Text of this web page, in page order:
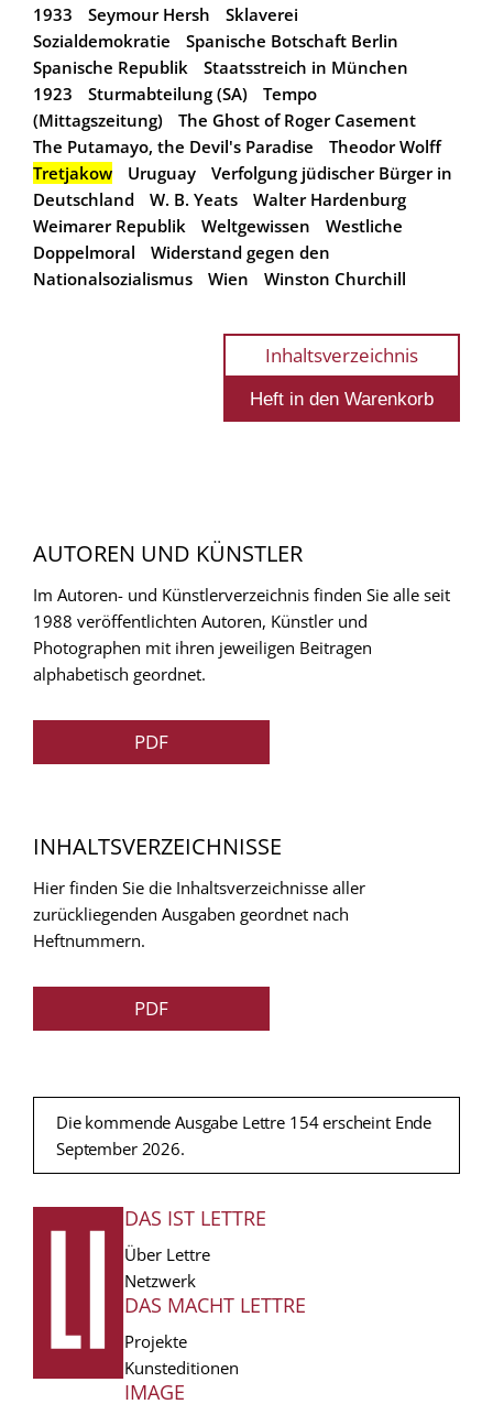
1933
Seymour Hersh
Sklaverei
Sozialdemokratie
Spanische Botschaft Berlin
Spanische Republik
Staatsstreich in München
1923
Sturmabteilung (SA)
Tempo
(Mittagszeitung)
The Ghost of Roger Casement
The Putamayo, the Devil's Paradise
Theodor Wolff
Tretjakow
Uruguay
Verfolgung jüdischer Bürger in
Deutschland
W. B. Yeats
Walter Hardenburg
Weimarer Republik
Weltgewissen
Westliche
Doppelmoral
Widerstand gegen den
Nationalsozialismus
Wien Winston Churchill
Inhaltsverzeichnis
AUTOREN UND KÜNSTLER
Im Autoren- und Künstlerverzeichnis finden Sie alle seit
1988 veröffentlichten Autoren, Künstler und
Photographen mit ihren jeweiligen Beitragen
alphabetisch geordnet.
PDF
INHALTSVERZEICHNISSE
Hier finden Sie die Inhaltsverzeichnisse aller
zurückliegenden Ausgaben geordnet nach
Heftnummern.
PDF
Die kommende Ausgabe Lettre 154 erscheint Ende
September 2026.
FUSSZEILE
DAS IST LETTRE
Über Lettre
Netzwerk
DAS MACHT LETTRE
Projekte
Kunsteditionen
IMAGE